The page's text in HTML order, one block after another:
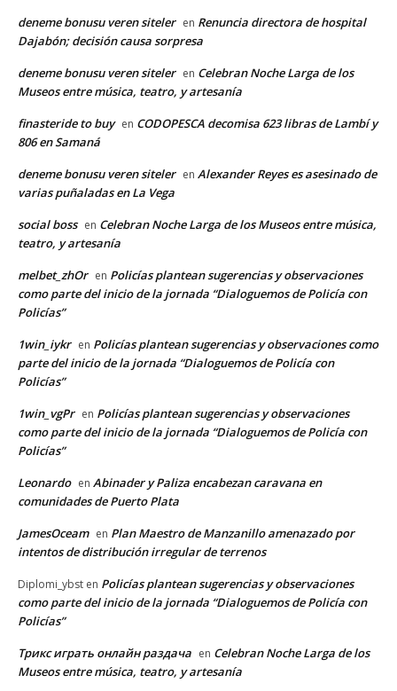
deneme bonusu veren siteler en Renuncia directora de hospital
Dajabón; decisión causa sorpresa
deneme bonusu veren siteler en Celebran Noche Larga de los
Museos entre música, teatro, y artesanía
finasteride to buy en CODOPESCA decomisa 623 libras de Lambí y
806 en Samaná
deneme bonusu veren siteler en Alexander Reyes es asesinado de
varias puñaladas en La Vega
social boss en Celebran Noche Larga de los Museos entre música,
teatro, y artesanía
melbet_zhOr en Policías plantean sugerencias y observaciones
como parte del inicio de la jornada “Dialoguemos de Policía con
Policías”
1win_iykr en Policías plantean sugerencias y observaciones como
parte del inicio de la jornada “Dialoguemos de Policía con
Policías”
1win_vgPr en Policías plantean sugerencias y observaciones
como parte del inicio de la jornada “Dialoguemos de Policía con
Policías”
Leonardo en Abinader y Paliza encabezan caravana en
comunidades de Puerto Plata
JamesOceam en Plan Maestro de Manzanillo amenazado por
intentos de distribución irregular de terrenos
Diplomi_ybst en Policías plantean sugerencias y observaciones
como parte del inicio de la jornada “Dialoguemos de Policía con
Policías”
Трикс играть онлайн раздача en Celebran Noche Larga de los
Museos entre música, teatro, y artesanía